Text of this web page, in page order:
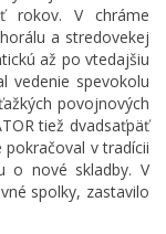
rokov. V chráme
a stredovekej
až po vtedajšiu
vedenie spevokolu
povojnových
tiež dvadsaťpäť
pokračoval v tradícii
o nové skladby. V
spolky, zastavilo